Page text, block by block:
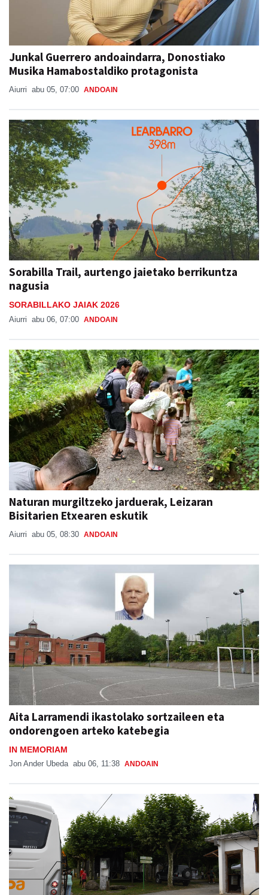
Junkal Guerrero andoaindarra, Donostiako
Musika Hamabostaldiko protagonista
Aiurri abu 05, 07:00 ANDOAIN
Sorabilla Trail, aurtengo jaietako berrikuntza
nagusia
SORABILLAKO JAIAK 2026
Aiurri abu 06, 07:00 ANDOAIN
Naturan murgiltzeko jarduerak, Leizaran
Bisitarien Etxearen eskutik
Aiurri abu 05, 08:30 ANDOAIN
Aita Larramendi ikastolako sortzaileen eta
ondorengoen arteko katebegia
IN MEMORIAM
Jon Ander Ubeda abu 06, 11:38 ANDOAIN